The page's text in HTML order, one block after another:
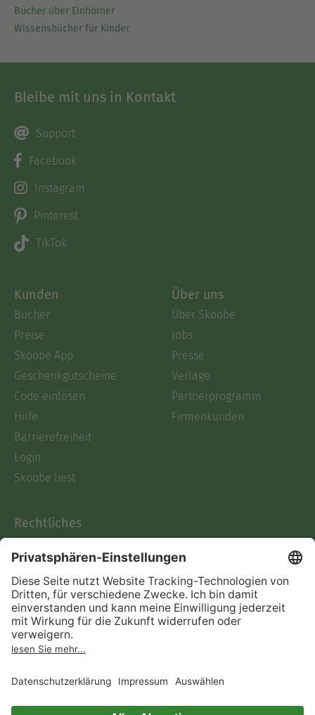
Bücher über Einhörner
Wissensbücher für Kinder
Bleibe mit uns in Kontakt
Support
Facebook
Instagram
Pinterest
TikTok
Kunden
Bücher
Preise
Skoobe App
Geschenkgutscheine
Code einlösen
Hilfe
Barrierefreiheit
Login
Skoobe liest
Über uns
Über Skoobe
Jobs
Presse
Verlage
Partnerprogramm
Firmenkunden
Rechtliches
AGB
Informationen nach Data
Act
Verträge hier kündigen
Impressum